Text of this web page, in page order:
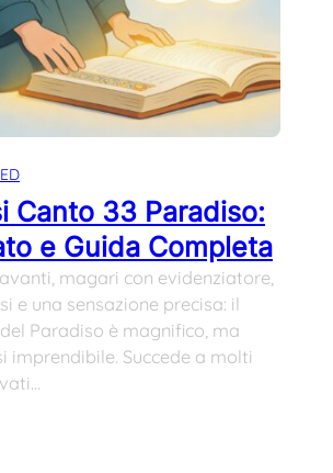
Canto 33 Paradiso:
e Guida Completa
magari con evidenziatore,
e una sensazione precisa: il
Paradiso è magnifico, ma
imprendibile. Succede a molti